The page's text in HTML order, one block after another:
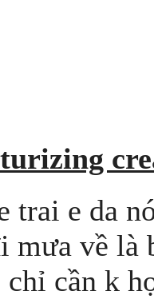
trai e da
về là
chỉ cần k